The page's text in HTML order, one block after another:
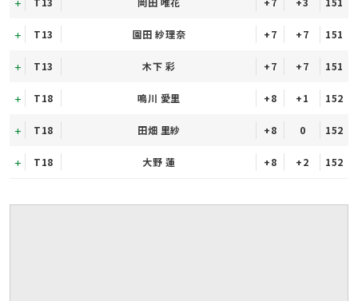
T13 園田 紗理奈 +7 +7 151
T13 木下 彩 +7 +7 151
T18 鳴川 愛里 +8 +1 152
T18 田畑 里紗 +8 0 152
T18 大野 蓮 +8 +2 152